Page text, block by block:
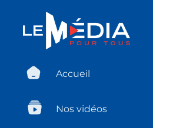
Accueil
Nos vidéos